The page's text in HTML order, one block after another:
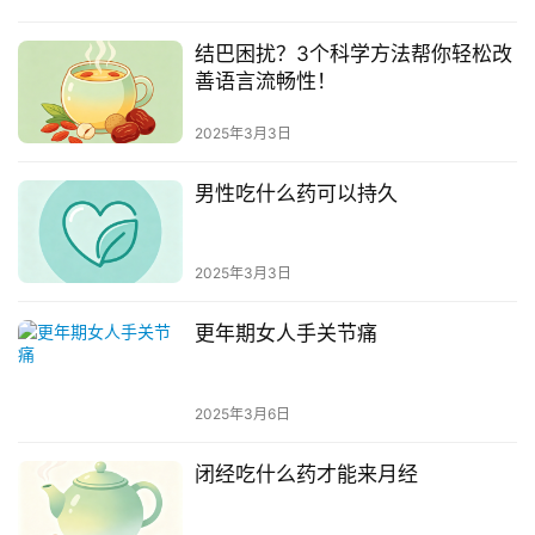
结巴困扰？3个科学方法帮你轻松改
善语言流畅性！
2025年3月3日
男性吃什么药可以持久
2025年3月3日
更年期女人手关节痛
2025年3月6日
闭经吃什么药才能来月经